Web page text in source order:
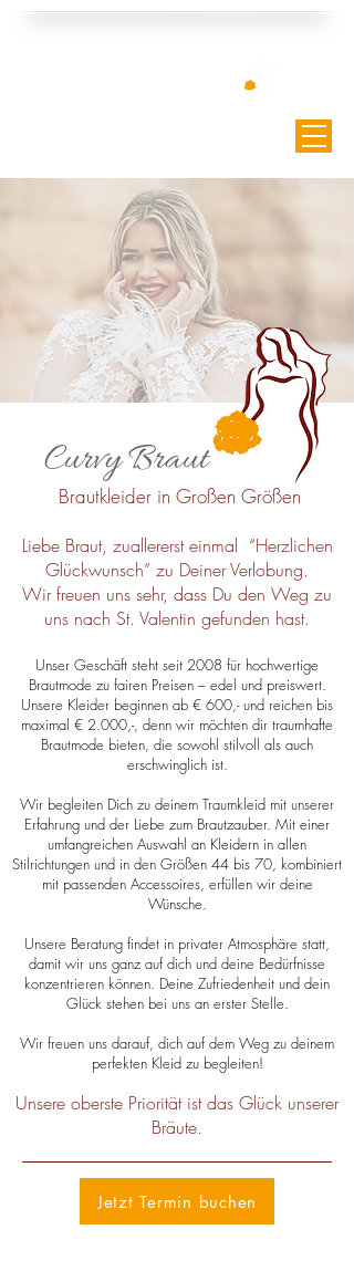
Curvy Braut
Brautkleider in Großen Größen
Liebe Braut, zuallererst einmal “Herzlichen
Glückwunsch” zu Deiner Verlobung.
Wir freuen uns sehr, dass Du den Weg zu
uns nach St. Valentin gefunden hast.
Unser Geschäft steht seit 2008 für hochwertige
Brautmode zu fairen Preisen – edel und preiswert.
Unsere Kleider beginnen ab € 600,- und reichen bis
maximal € 2.000,-, denn wir möchten dir traumhafte
Brautmode bieten, die sowohl stilvoll als auch
erschwinglich ist.
Wir begleiten Dich zu deinem Traumkleid mit unserer
Erfahrung und der Liebe zum Brautzauber. Mit einer
umfangreichen Auswahl an Kleidern in allen
Stilrichtungen und in den Größen 44 bis 70, kombiniert
mit passenden Accessoires, erfüllen wir deine
Wünsche.
Unsere Beratung findet in privater Atmosphäre statt,
damit wir uns ganz auf dich und deine Bedürfnisse
konzentrieren können. Deine Zufriedenheit und dein
Glück stehen bei uns an erster Stelle.
Wir freuen uns darauf, dich auf dem Weg zu deinem
perfekten Kleid zu begleiten!
Unsere oberste Priorität ist das Glück unserer
Bräute.
Jetzt Termin buchen